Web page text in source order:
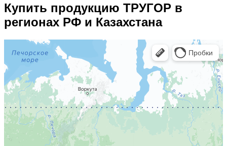
Купить продукцию ТРУГОР в
регионах РФ и Казахстана